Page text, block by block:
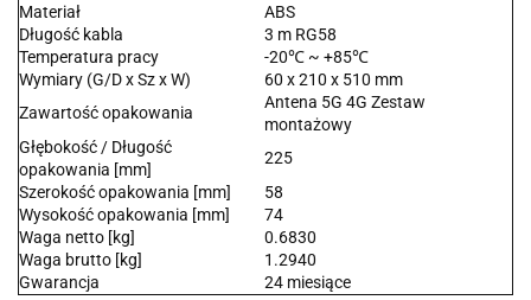
Materiał
ABS
Długość kabla
3 m RG58
Temperatura pracy
-20℃ ~ +85℃
Wymiary (G/D x Sz x W)
60 x 210 x 510 mm
Zawartość opakowania
Antena 5G 4G Zestaw
montażowy
Głębokość / Długość
opakowania [mm]
225
Szerokość opakowania [mm]
58
Wysokość opakowania [mm]
74
Waga netto [kg]
0.6830
Waga brutto [kg]
1.2940
Gwarancja
24 miesiące